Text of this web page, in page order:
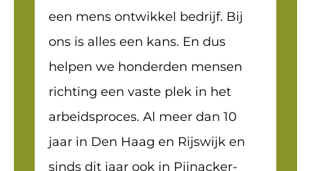
een mens ontwikkel bedrijf. Bij
ons is alles een kans. En dus
helpen we honderden mensen
richting een vaste plek in het
arbeidsproces. Al meer dan 10
jaar in Den Haag en Rijswijk en
sinds dit jaar ook in Pijnacker-